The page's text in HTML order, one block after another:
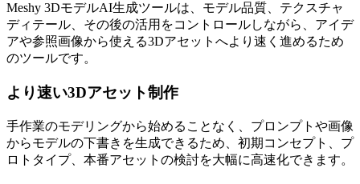
Meshy 3DモデルAI生成ツールは、モデル品質、テクスチャ
ディテール、その後の活用をコントロールしながら、アイデ
アや参照画像から使える3Dアセットへより速く進めるため
のツールです。
より速い3Dアセット制作
手作業のモデリングから始めることなく、プロンプトや画像
からモデルの下書きを生成できるため、初期コンセプト、プ
ロトタイプ、本番アセットの検討を大幅に高速化できます。